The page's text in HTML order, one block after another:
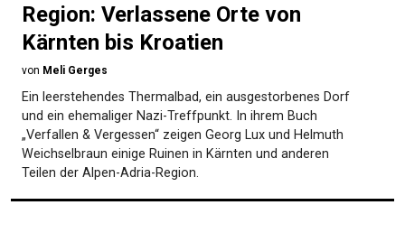
Region: Verlassene Orte von
Kärnten bis Kroatien
von Meli Gerges
Ein leerstehendes Thermalbad, ein ausgestorbenes Dorf
und ein ehemaliger Nazi-Treffpunkt. In ihrem Buch
„Verfallen & Vergessen“ zeigen Georg Lux und Helmuth
Weichselbraun einige Ruinen in Kärnten und anderen
Teilen der Alpen-Adria-Region.